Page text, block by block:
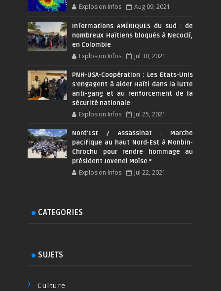
Explosion Infos Aug 09, 2021
Informations AMÉRIQUES du sud : de
nombreux Haïtiens bloqués à Necoclí,
en Colombie
Explosion Infos Jul 30, 2021
PNH-USA-Coopération : Les Etats-Unis
s’engagent à aider Haïti dans la lutte
anti-gang et au renforcement de la
sécurité nationale
Explosion Infos Jul 25, 2021
Nord'Est / Assassinat : Marche
pacifique au haut Nord-Est à Monbin-
Chrochu pour rendre hommage au
président Jovenel Moïse.*
Explosion Infos Jul 22, 2021
CATEGORIES
SUJETS
Culture